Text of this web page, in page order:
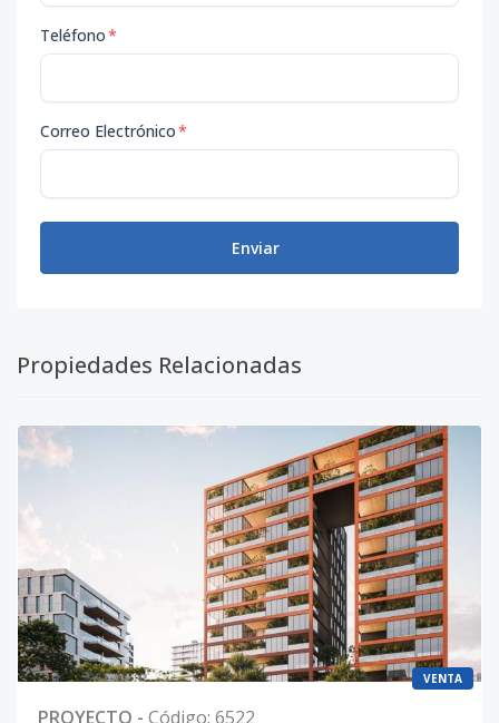
Teléfono*
Correo Electrónico*
Enviar
Propiedades Relacionadas
VENTA
PROYECTO - Código: 6522